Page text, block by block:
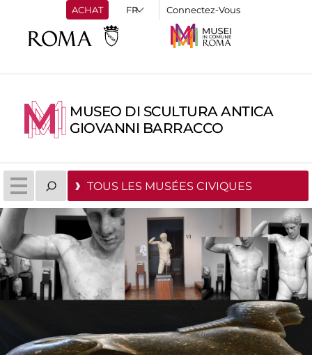
ACHAT Connectez-Vous
MUSEO DI SCULTURA ANTICA
GIOVANNI BARRACCO
TOUS LES MUSÉES CIVIQUES